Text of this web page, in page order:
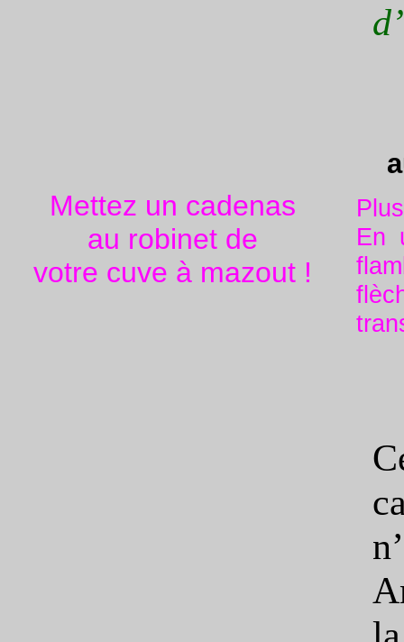
Mettez un cadenas
au robinet de
votre cuve à mazout !
En